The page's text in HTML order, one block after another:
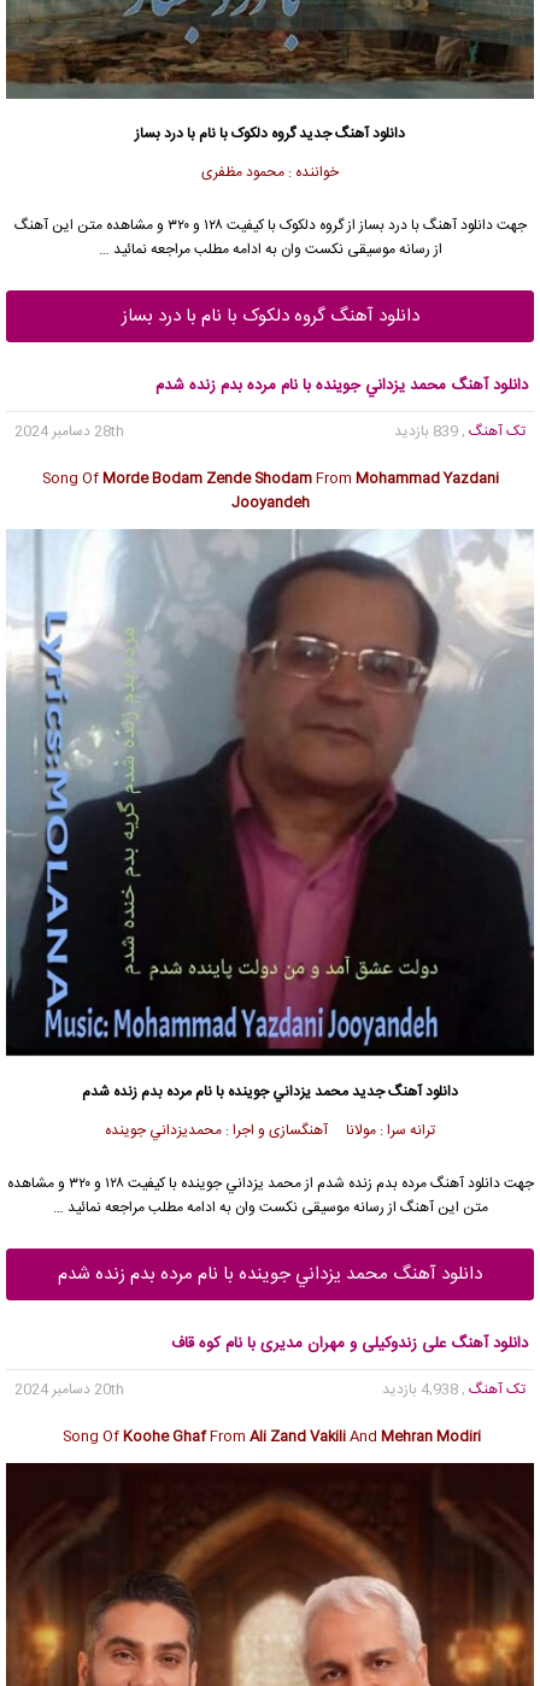
دانلود آهنگ جدیدگروه دلکوک با نام با درد بساز
خواننده : محمود مظفری
جهت دانلود آهنگ با درد بساز از گروه دلکوک با کیفیت ۱۲۸ و ۳۲۰ و مشاهده متن این آهنگ
از رسانه موسیقی نکست وان به ادامه مطلب مراجعه نمائید …
دانلود آهنگ گروه دلکوک با نام با درد بساز
دانلود آهنگ محمد يزداني جوینده با نام مرده بدم زنده شدم
تک آهنگ , 839 بازدید
28th دسامبر 2024
Song OfMorde Bodam Zende ShodamFrom Mohammad Yazdani
Jooyandeh
دانلود آهنگ جدیدمحمد يزداني جوینده با نام مرده بدم زنده شدم
ترانه سرا : مولانا آهنگسازی و اجرا : محمديزداني جوینده
جهت دانلود آهنگ مرده بدم زنده شدم از محمد يزداني جوینده با کیفیت ۱۲۸ و ۳۲۰ و مشاهده
متن این آهنگ از رسانه موسیقی نکست وان به ادامه مطلب مراجعه نمائید …
دانلود آهنگ محمد يزداني جوینده با نام مرده بدم زنده شدم
دانلود آهنگ علی زندوکیلی و مهران مدیری با نام کوه قاف
تک آهنگ , 4,938 بازدید
20th دسامبر 2024
Song OfKoohe GhafFrom Ali Zand VakiliAnd Mehran Modiri